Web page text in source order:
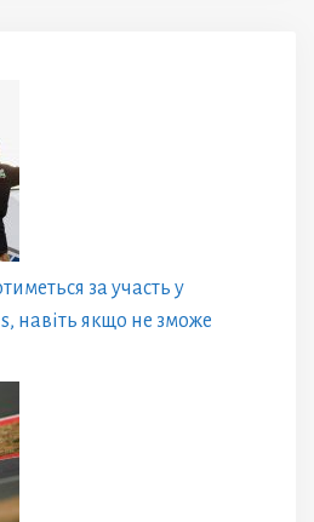
за участь у
навіть якщо не зможе